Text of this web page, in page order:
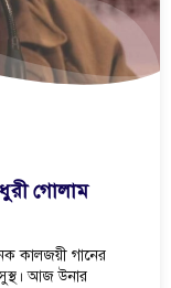
গোলাম
কালজয়ী গানের
আজ উনার